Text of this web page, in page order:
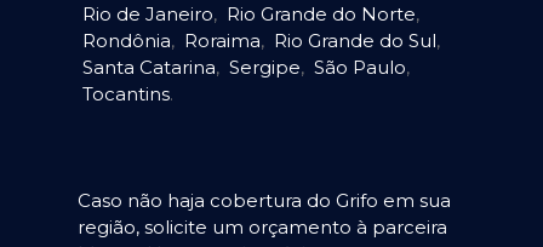
Rio de Janeiro, Rio Grande do Norte,
Rondônia, Roraima, Rio Grande do Sul,
Santa Catarina, Sergipe, São Paulo,
Tocantins.
Caso não haja cobertura do Grifo em sua
região, solicite um orçamento à parceira